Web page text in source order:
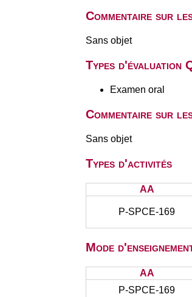
Commentaire sur
Sans objet
Types d'évaluation
Examen oral
Commentaire sur
Sans objet
Types d'activités
AA
P-SPCE-169
Mode
AA
P-SPCE-169